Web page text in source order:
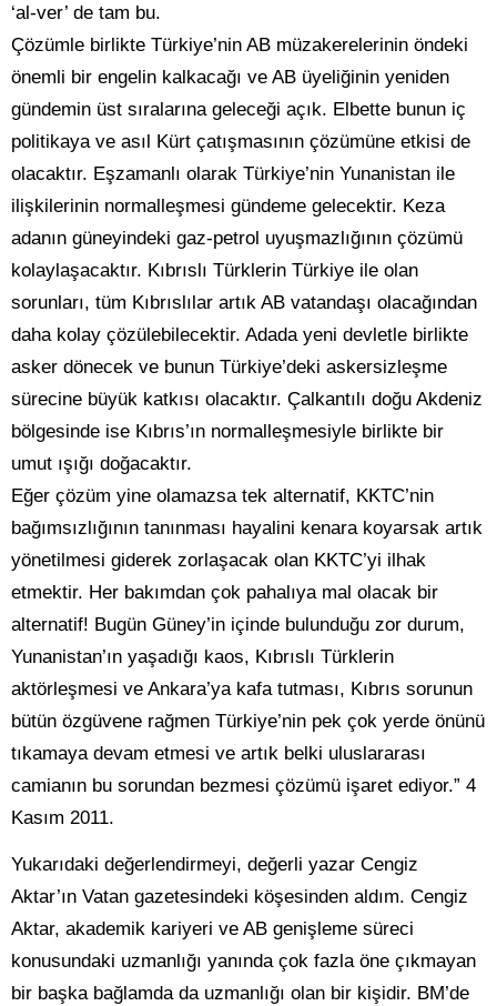
‘al-ver’ de tam bu.
Çözümle birlikte Türkiye’nin AB müzakerelerinin öndeki
önemli bir engelin kalkacağı ve AB üyeliğinin yeniden
gündemin üst sıralarına geleceği açık. Elbette bunun iç
politikaya ve asıl Kürt çatışmasının çözümüne etkisi de
olacaktır. Eşzamanlı olarak Türkiye’nin Yunanistan ile
ilişkilerinin normalleşmesi gündeme gelecektir. Keza
adanın güneyindeki gaz-petrol uyuşmazlığının çözümü
kolaylaşacaktır. Kıbrıslı Türklerin Türkiye ile olan
sorunları, tüm Kıbrıslılar artık AB vatandaşı olacağından
daha kolay çözülebilecektir. Adada yeni devletle birlikte
asker dönecek ve bunun Türkiye’deki askersizleşme
sürecine büyük katkısı olacaktır. Çalkantılı doğu Akdeniz
bölgesinde ise Kıbrıs’ın normalleşmesiyle birlikte bir
umut ışığı doğacaktır.
Eğer çözüm yine olamazsa tek alternatif, KKTC’nin
bağımsızlığının tanınması hayalini kenara koyarsak artık
yönetilmesi giderek zorlaşacak olan KKTC’yi ilhak
etmektir. Her bakımdan çok pahalıya mal olacak bir
alternatif! Bugün Güney’in içinde bulunduğu zor durum,
Yunanistan’ın yaşadığı kaos, Kıbrıslı Türklerin
aktörleşmesi ve Ankara’ya kafa tutması, Kıbrıs sorunun
bütün özgüvene rağmen Türkiye’nin pek çok yerde önünü
tıkamaya devam etmesi ve artık belki uluslararası
camianın bu sorundan bezmesi çözümü işaret ediyor.” 4
Kasım 2011.
Yukarıdaki değerlendirmeyi, değerli yazar Cengiz
Aktar’ın Vatan gazetesindeki köşesinden aldım. Cengiz
Aktar, akademik kariyeri ve AB genişleme süreci
konusundaki uzmanlığı yanında çok fazla öne çıkmayan
bir başka bağlamda da uzmanlığı olan bir kişidir. BM’de